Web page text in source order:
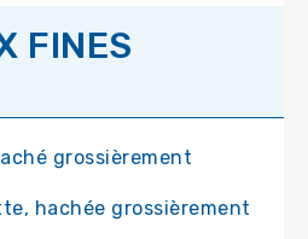
FINES
grossièrement
hachée grossièrement